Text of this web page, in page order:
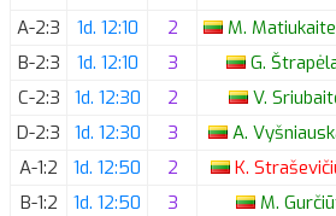
A-2:3
1d. 12:10 2 M. Matiukaite
B-2:3
1d. 12:10 3 G.
C-2:3
1d. 12:30 2 V.
D-2:3
1d. 12:30 3 A.
A-1:2
1d. 12:50 2 K.
B-1:2
1d. 12:50 3 M.